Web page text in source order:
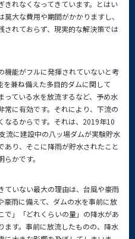
きれなくなってきています。とはい
大な費用や期間がかかりますし、
されておらず、現実的な解決策では
機能がフルに発揮されていないと考
を兼ね備えた多目的ダムに関して
っている水を放流するなど、予め水
常に有効です。それにより、下流の
なるからです。それは、2019年10
流に建設中の八ッ場ダムが実験貯水
り、そこに降雨が貯水されたこと
かです。
ていない最大の理由は、台風や豪雨
雨に備えて、ダムの水を事前に放
で」「どれくらいの量」の降水があ
ます。事前に放流したものの、降水